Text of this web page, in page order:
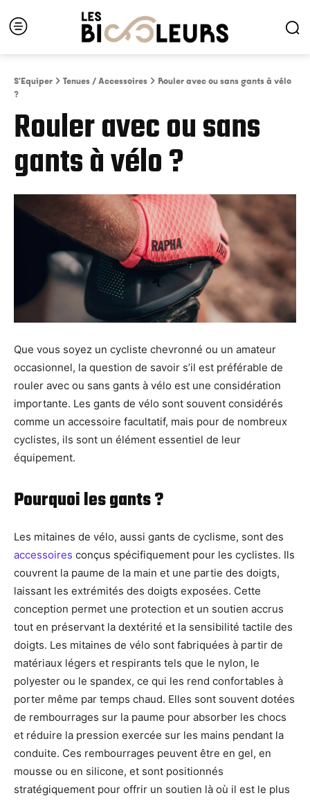
S'Equiper Tenues / Accessoires
Rouler avec ou sans gants à vélo
?
Rouler avec ou sans
gants à vélo ?
Que vous soyez un cycliste chevronné ou un amateur
occasionnel, la question de savoir s’il est préférable de
rouler avec ou sans gants à vélo est une considération
importante. Les gants de vélo sont souvent considérés
comme un accessoire facultatif, mais pour de nombreux
cyclistes, ils sont un élément essentiel de leur
équipement.
Pourquoi les gants ?
Les mitaines de vélo, aussi gants de cyclisme, sont des
accessoires conçus spécifiquement pour les cyclistes. Ils
couvrent la paume de la main et une partie des doigts,
laissant les extrémités des doigts exposées. Cette
conception permet une protection et un soutien accrus
tout en préservant la dextérité et la sensibilité tactile des
doigts. Les mitaines de vélo sont fabriquées à partir de
matériaux légers et respirants tels que le nylon, le
polyester ou le spandex, ce qui les rend confortables à
porter même par temps chaud. Elles sont souvent dotées
de rembourrages sur la paume pour absorber les chocs
et réduire la pression exercée sur les mains pendant la
conduite. Ces rembourrages peuvent être en gel, en
mousse ou en silicone, et sont positionnés
stratégiquement pour offrir un soutien là où il est le plus